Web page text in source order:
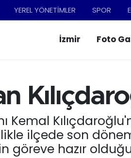
YEREL YÖNETİMLER SPOR
İzmir Foto
Kemal
ilçede son
göreve hazır